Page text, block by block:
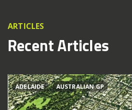
ARTICLES
Recent Articles
ADELAIDE AUSTRALIAN GP